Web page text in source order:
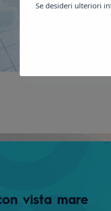
vista mare
Se desideri ulteriori